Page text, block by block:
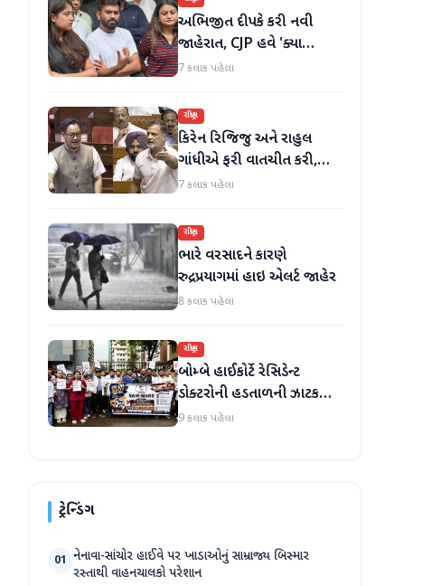
અભિજીત દીપકે કરી નવી
જાહેરાત, CJP હવે 'ક્યા
બોલતી પબ્લિક' અભિયાન શરૂ
7 કલાક પહેલા
રાષ્ટ્રીય
કિરેન રિજિજુ અને રાહુલ
ગાંધીએ ફરી વાતચીત કરી,
મહિલા અનામત અને સીમાંકન
7 કલાક પહેલા
રાષ્ટ્રીય
ભારે વરસાદને કારણે
રુદ્રપ્રયાગમાં હાઇ એલર્ટ જાહેર
8 કલાક પહેલા
રાષ્ટ્રીય
બોમ્બે હાઈકોર્ટે રેસિડેન્ટ
ડોક્ટરોની હડતાળની ઝાટકણી
કાઢી, 'જો કામ ન હોય તો પગાર
9 કલાક પહેલા
ટ્રેન્ડિંગ
01 નેનાવા-સાંચોર હાઈવે પર ખાડાઓનું સામ્રાજ્ય બિસ્માર
રસ્તાથી વાહનચાલકો પરેશાન